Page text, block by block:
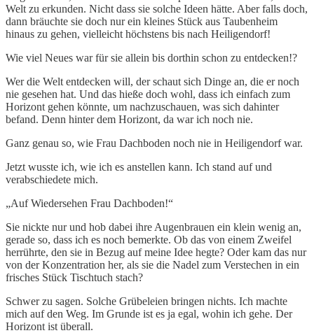
Welt zu erkunden. Nicht dass sie solche Ideen hätte. Aber falls doch,
dann bräuchte sie doch nur ein kleines Stück aus Taubenheim
hinaus zu gehen, vielleicht höchstens bis nach Heiligendorf!
Wie viel Neues war für sie allein bis dorthin schon zu entdecken!?
Wer die Welt entdecken will, der schaut sich Dinge an, die er noch
nie gesehen hat. Und das hieße doch wohl, dass ich einfach zum
Horizont gehen könnte, um nachzuschauen, was sich dahinter
befand. Denn hinter dem Horizont, da war ich noch nie.
Ganz genau so, wie Frau Dachboden noch nie in Heiligendorf war.
Jetzt wusste ich, wie ich es anstellen kann. Ich stand auf und
verabschiedete mich.
„Auf Wiedersehen Frau Dachboden!“
Sie nickte nur und hob dabei ihre Augenbrauen ein klein wenig an,
gerade so, dass ich es noch bemerkte. Ob das von einem Zweifel
herrührte, den sie in Bezug auf meine Idee hegte? Oder kam das nur
von der Konzentration her, als sie die Nadel zum Verstechen in ein
frisches Stück Tischtuch stach?
Schwer zu sagen. Solche Grübeleien bringen nichts. Ich machte
mich auf den Weg. Im Grunde ist es ja egal, wohin ich gehe. Der
Horizont ist überall.